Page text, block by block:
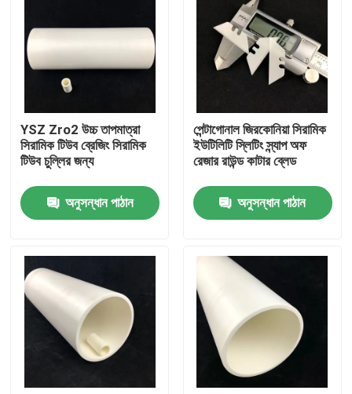
ভিডিও
আমাদের সম্পর্কে
কারখানা ভ্রমণ
মান নিয়ন্ত্রণ
উদ্ধৃতির জন্য আবেদন
মেশিনিং সিরামিক যন্ত্রাংশ
95 অ্যালুমিনা সিরামিক
YSZ Zro2 উচ্চ তাপমাত্রা
সিরামিক টিউব ব্রেজিং সিরামিক
টিউব চুল্লির জন্য
অনুসন্ধান পাঠান
পেন্টাগোনাল জিরকোনিয়া সিরামিক
ইউটিলিটি স্লিটিং স্ন্যাপ অফ
রেজার রাউন্ড কাটার ব্লেড
অনুসন্ধান পাঠান